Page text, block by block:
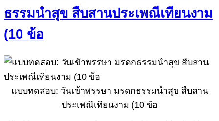
ธรรมนำสุข สืบสานประเพณีเทียนงาม
(10 ข้อ
แบบทดสอบ: วันเข้าพรรษา มรดกธรรมนำสุข สืบสาน
ประเพณีเทียนงาม (10 ข้อ